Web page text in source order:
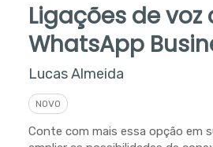
Ligações de voz
WhatsApp
Lucas Almeida
NOVO
Conte com mais essa opção em